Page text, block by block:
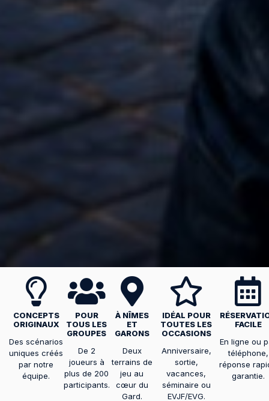
CONCEPTS
ORIGINAUX
Des scénarios
uniques créés
par notre
équipe.
POUR
TOUS LES
GROUPES
De 2
joueurs à
plus de 200
participants.
À NÎMES
ET
GARONS
Deux
terrains de
jeu au
cœur du
Gard.
IDÉAL POUR
TOUTES LES
OCCASIONS
Anniversaire,
sortie,
vacances,
séminaire ou
EVJF/EVG.
FACILE
En ligne ou
téléphone,
réponse
garantie.